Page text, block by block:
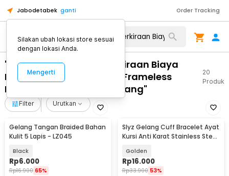
Jabodetabek ganti Order Tracking
"WA 0859 3970 0884 Perkiraan Biaya
Pasang Pintu Kaca Lipat Frameless
Magelang Tengah Magelang"
20
Produk
Filter Urutkan
Gelang Tangan Braided Bahan
Kulit 5 Lapis - LZ045
Black
Rp6.000
Rp16.900 65%
Slyz Gelang Cuff Bracelet Ayat
Kursi Anti Karat Stainless Steel
Golden
Rp16.000
Rp33.900 53%
Silakan ubah lokasi store sesuai
dengan lokasi Anda.
Mengerti